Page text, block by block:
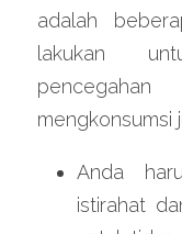
adalah
lakukan
mengkonsumsi
Anda
istirahat